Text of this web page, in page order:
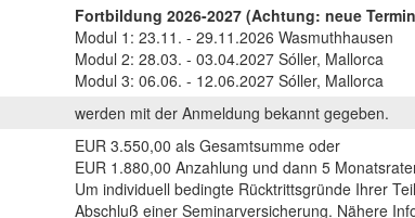
Fortbildung 2026-2027 (Achtung: neue
Modul 1: 23.11. - 29.11.2026 Wasmuthhausen
Modul 2: 28.03. - 03.04.2027 Sóller, Mallorca
Modul 3: 06.06. - 12.06.2027 Sóller, Mallorca
werden mit der Anmeldung bekannt gegeben.
EUR 3.550,00 als Gesamtsumme oder
EUR 1.880,00 Anzahlung und dann 5
Um individuell bedingte Rücktrittsgründe Ihrer
Abschluß einer Seminarversicherung. Nähere